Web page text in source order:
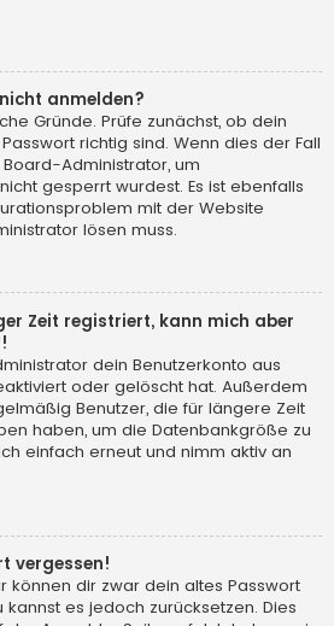
anmelden?
Gründe. Prüfe zunächst, ob dein
richtig sind. Wenn dies der Fall
Administrator, um
gesperrt wurdest. Es ist ebenfalls
mit der Website
lösen muss.
Zeit registriert, kann mich aber
dein Benutzerkonto aus
oder gelöscht hat. Außerdem
Benutzer, die für längere Zeit
haben, um die Datenbankgröße zu
einfach erneut und nimm aktiv an
vergessen!
können dir zwar dein altes Passwort
es jedoch zurücksetzen. Dies